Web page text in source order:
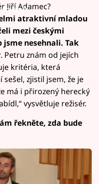
Jiří Adamec?
atraktivní mladou
mezi českými
nesehnali. Tak
. Petru znám od jejích
kritéria, která
zjistil jsem, že je
má i přirozený herecký
vysvětluje režisér.
řekněte, zda bude